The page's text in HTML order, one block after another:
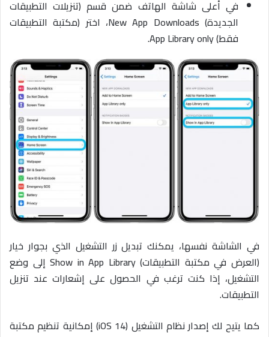
في أعلى شاشة الهاتف ضمن قسم (تنزيلات التطبيقات
الجديدة) New App Downloads، اختر (مكتبة التطبيقات
فقط) App Library only.
في الشاشة نفسها، يمكنك تبديل زر التشغيل الذي بجوار خيار
(العرض في مكتبة التطبيقات) Show in App Library إلى وضع
التشغيل، إذا كنت ترغب في الحصول على إشعارات عند تنزيل
التطبيقات.
كما يتيح لك إصدار نظام التشغيل (iOS 14) إمكانية تنظيم مكتبة